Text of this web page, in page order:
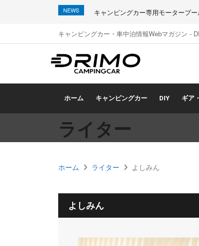
NEWS キャンピングカー専用モータープー
キャンピングカー・車中泊情報Webマガジン -
ホーム キャンピングカー DIY ギア
ライター
ホーム ライター よしみん
よしみん